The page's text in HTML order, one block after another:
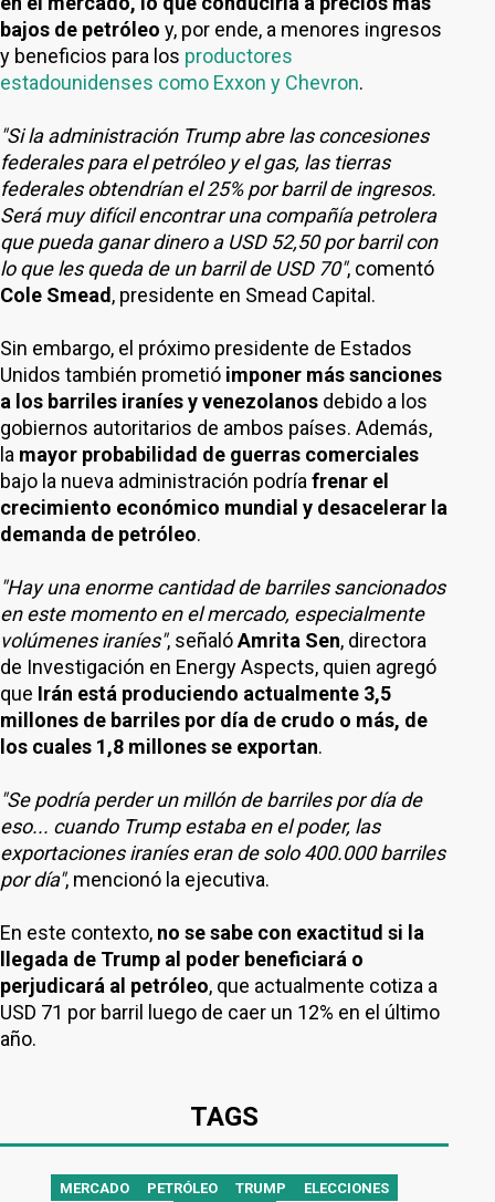
bajos de petróleo y, por ende, a menores ingresos
y beneficios para los productores
estadounidenses como Exxon y Chevron.
"Si la administración Trump abre las concesiones
federales para el petróleo y el gas, las tierras
federales obtendrían el 25% por barril de ingresos.
Será muy difícil encontrar una compañía petrolera
que pueda ganar dinero a USD 52,50 por barril con
lo que les queda de un barril de USD 70", comentó
Cole Smead , presidente en Smead Capital.
Sin embargo, el próximo presidente de Estados
Unidos también prometió imponer más sanciones
a los barriles iraníes y venezolanos debido a los
gobiernos autoritarios de ambos países. Además,
la mayor probabilidad de guerras comerciales
bajo la nueva administración podría frenar el
crecimiento económico mundial y desacelerar la
demanda de petróleo.
"Hay una enorme cantidad de barriles sancionados
en este momento en el mercado, especialmente
volúmenes iraníes", señalóAmrita Sen, directora
de Investigación en Energy Aspects, quien agregó
que Irán está produciendo actualmente 3,5
millones de barriles por día de crudo o más, de
los cuales 1,8 millones se exportan.
"Se podría perder un millón de barriles por día de
eso... cuando Trump estaba en el poder, las
exportaciones iraníes eran de solo 400.000 barriles
por día", mencionó la ejecutiva.
En este contexto, no se sabe con exactitud si la
llegada de Trump al poder beneficiará o
perjudicará al petróleo, que actualmente cotiza a
USD 71 por barril luego de caer un 12% en el último
año.
TAGS
MERCADO PETRÓLEO TRUMP ELECCIONES